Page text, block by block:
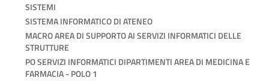
SISTEMI
SISTEMA INFORMATICO DI ATENEO
MACRO AREA DI SUPPORTO AI SERVIZI INFORMATICI DELLE
STRUTTURE
PO SERVIZI INFORMATICI DIPARTIMENTI AREA DI MEDICINA E
FARMACIA - POLO 1